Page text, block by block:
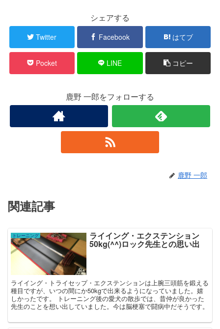
シェアする
Twitter Facebook はてブ
Pocket LINE コピー
鹿野 一郎をフォローする
鹿野 一郎
関連記事
トレーニング ライイング・エクステンション
50kg(^^)ロック先生との思い出
ライイング・トライセップ・エクステンションは上腕三頭筋を鍛える
種目ですが、いつの間にか50kgで出来るようになっていました。嬉
しかったです。 トレーニング後の愛犬の散歩では、昔仲が良かった
先生のことを想い出していました。今は脳梗塞で闘病中だそうです。